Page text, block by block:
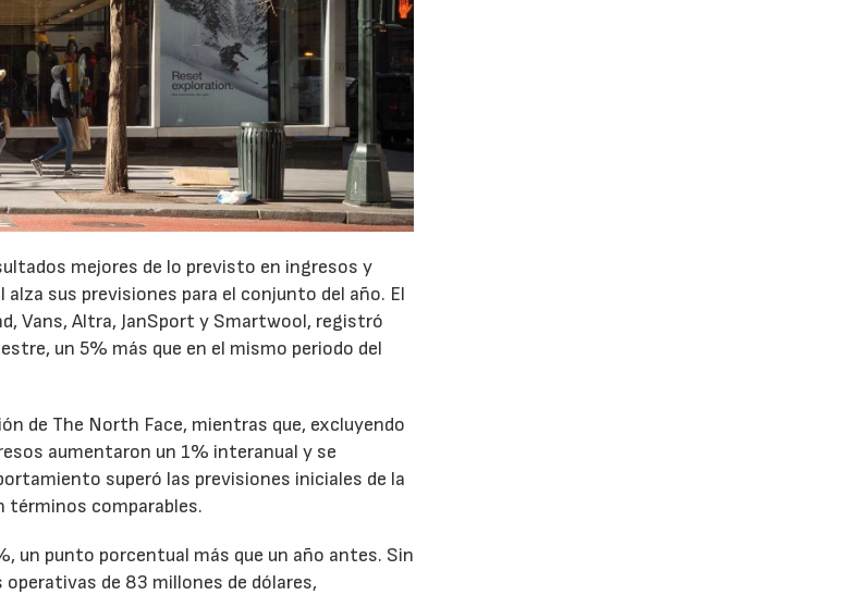
mejores de lo previsto en ingresos y
sus previsiones para el conjunto del año. El
Vans, Altra, JanSport y Smartwool, registró
un 5% más que en el mismo periodo del
de The North Face, mientras que, excluyendo
aumentaron un 1% interanual y se
superó las previsiones iniciales de la
términos comparables.
un punto porcentual más que un año antes. Sin
de 83 millones de dólares,